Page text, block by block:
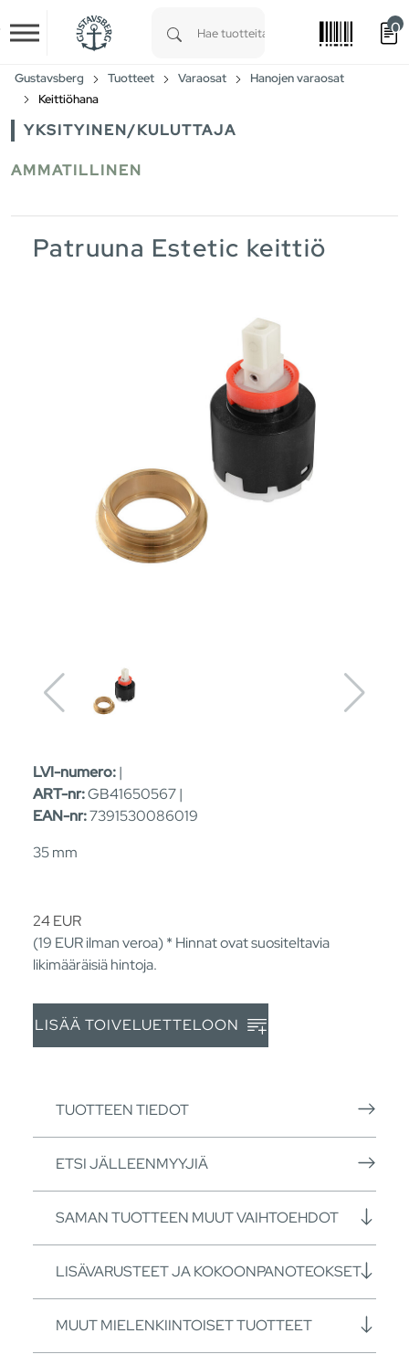
Skip to main content
0
Gustavsberg Tuotteet Varaosat
Hanojen varaosat
Keittiöhana
YKSITYINEN/KULUTTAJA
AMMATILLINEN
Patruuna Estetic keittiö
LVI-numero:|
ART-nr:GB41650567 |
EAN-nr:7391530086019
35 mm
24EUR
(19 EURilman veroa) * Hinnat ovat suositeltavia
likimääräisiä hintoja.
LISÄÄ TOIVELUETTELOON
TUOTTEEN TIEDOT
ETSI JÄLLEENMYYJIÄ
SAMAN TUOTTEEN MUUT VAIHTOEHDOT
LISÄVARUSTEET JA KOKOONPANOTEOKSET
MUUT MIELENKIINTOISET TUOTTEET